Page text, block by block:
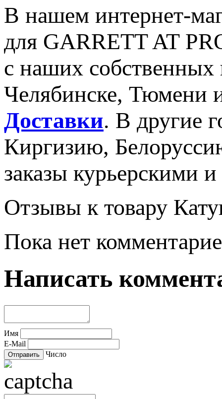
В нашем интернет-
для GARRETT AT
с наших собственных
Челябинске, Тюмени
Доставки. В другие
Киргизию,
заказы курьерскими
Отзывы к товару
Пока нет
Написать
Имя
E-Mail
Число